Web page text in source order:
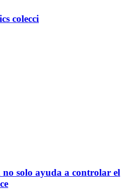
colecci
solo ayuda a controlar el